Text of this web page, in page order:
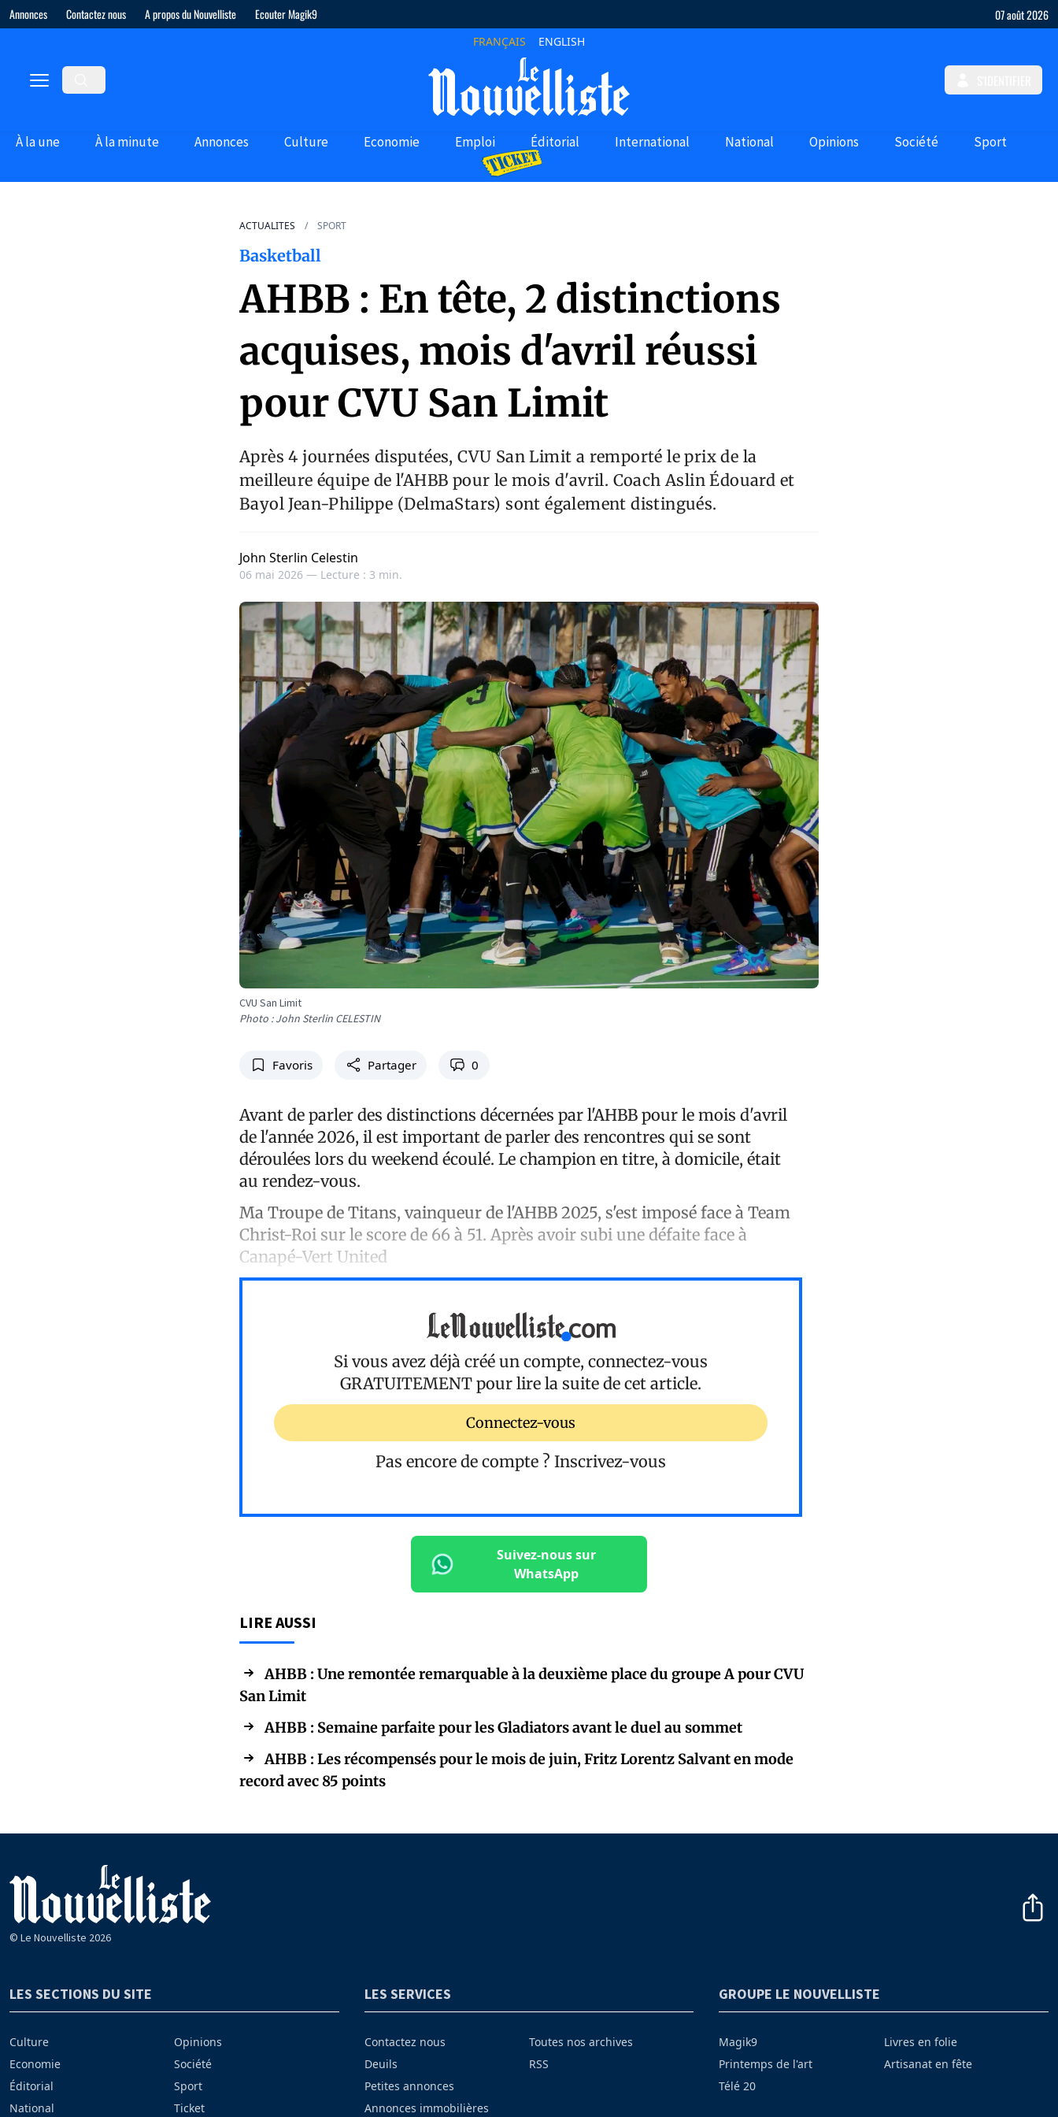
Annonces Contactez nous A propos du Nouvelliste Ecouter Magik9 07 août 2026
FRANÇAIS ENGLISH
À la une À la minute Annonces Culture Economie Emploi Éditorial International National Opinions Société Sport
ACTUALITES SPORT
Basketball
AHBB : En tête, 2 distinctions
acquises, mois d'avril réussi
pour CVU San Limit
Après 4 journées disputées, CVU San Limit a remporté le prix de la
meilleure équipe de l'AHBB pour le mois d'avril. Coach Aslin Édouard et
Bayol Jean-Philippe (DelmaStars) sont également distingués.
John Sterlin Celestin
06 mai 2026 — Lecture : 3 min.
CVU San Limit
Photo : John Sterlin CELESTIN
Favoris Partager 0
Avant de parler des distinctions décernées par l'AHBB pour le mois d'avril
de l'année 2026, il est important de parler des rencontres qui se sont
déroulées lors du weekend écoulé. Le champion en titre, à domicile, était
au rendez-vous.
Ma Troupe de Titans, vainqueur de l'AHBB 2025, s'est imposé face à Team
Christ-Roi sur le score de 66 à 51. Après avoir subi une défaite face à
Canapé-Vert United
Si vous avez déjà créé un compte, connectez-vous
GRATUITEMENT pour lire la suite de cet article.
Connectez-vous
Pas encore de compte ? Inscrivez-vous
Suivez-nous sur
WhatsApp
LIRE AUSSI
AHBB : Une remontée remarquable à la deuxième place du groupe A pour CVU
San Limit
AHBB : Semaine parfaite pour les Gladiators avant le duel au sommet
AHBB : Les récompensés pour le mois de juin, Fritz Lorentz Salvant en mode
record avec 85 points
© Le Nouvelliste 2026
LES SECTIONS DU SITE
Culture
Economie
Éditorial
National
Opinions
Société
Sport
Ticket
LES SERVICES
Contactez nous
Deuils
Petites annonces
Annonces immobilières
Toutes nos archives
RSS
GROUPE LE NOUVELLISTE
Magik9
Printemps de l'art
Télé 20
Livres en folie
Artisanat en fête